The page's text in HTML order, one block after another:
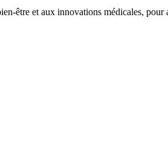
être et aux innovations médicales,